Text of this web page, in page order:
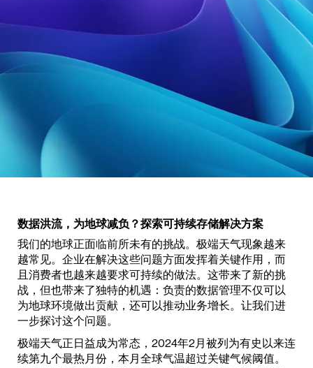
数据洪流，为地球减负？探索可持续存储解决方案
我们的地球正面临前所未有的挑战。极端天气现象越来
越常见。企业在解决这些问题方面发挥着关键作用，而
且消费者也越来越要求可持续的做法。这带来了新的挑
战，但也带来了独特的机遇：负责的数据管理不仅可以
为地球环境做出贡献，还可以推动业务增长。让我们进
一步探讨这个问题。
极端天气正日益成为常态，2024年2月被列为有史以来连
续第九个最热月份，本月全球气温超过关键气候阈值。